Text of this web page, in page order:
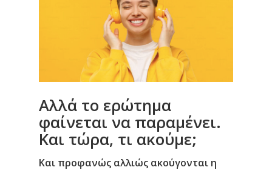
Αλλά το ερώτημα
φαίνεται να παραμένει.
Και τώρα, τι ακούμε;
Και προφανώς αλλιώς ακούγονται η